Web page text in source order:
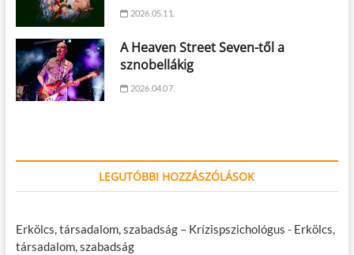
2026.05.11.
A Heaven Street Seven-től a
sznobellákig
2026.04.07.
LEGUTÓBBI HOZZÁSZÓLÁSOK
Erkölcs, társadalom, szabadság – Krízispszichológus - Erkölcs,
társadalom, szabadság